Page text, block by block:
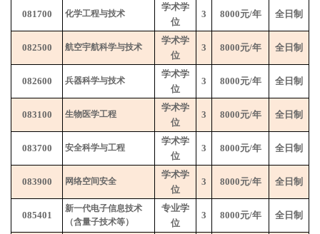
081700 化学工程与技术
学术学
位
3 8000元/年 全日制
082500 航空宇航科学与技术
学术学
位
3 8000元/年 全日制
082600 兵器科学与技术
学术学
位
3 8000元/年 全日制
083100 生物医学工程
学术学
位
3 8000元/年 全日制
083700 安全科学与工程
学术学
位
3 8000元/年 全日制
083900 网络空间安全
学术学
位
3 8000元/年 全日制
085401
新一代电子信息技术
（含量子技术等）
专业学
位
3 8000元/年 全日制